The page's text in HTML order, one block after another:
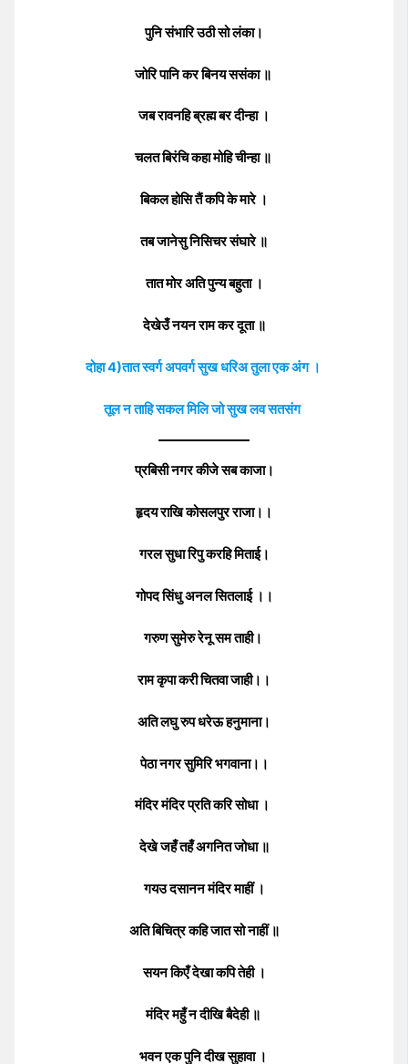
पुनि संभारि उठी सो लंका।
जोरि पानि कर बिनय ससंका ॥
जब रावनहि ब्रह्म बर दीन्हा ।
चलत बिरंचि कहा मोहि चीन्हा ॥
बिकल होसि तैं कपि के मारे ।
तब जानेसु निसिचर संघारे ॥
तात मोर अति पुन्य बहुता ।
देखेउँ नयन राम कर दूता ॥
दोहा 4)तात स्वर्ग अपवर्ग सुख धरिअ तुला एक अंग ।
तूल न ताहि सकल मिलि जो सुख लव सतसंग
प्रबिसी नगर कीजे सब काजा।
हृदय राखि कोसलपुर राजा।।
गरल सुधा रिपु करहि मिताई।
गोपद सिंधु अनल सितलाई ।।
गरुण सुमेरु रेनू सम ताही।
राम कृपा करी चितवा जाही।।
अति लघु रुप धरेऊ हनुमाना।
पेठा नगर सुमिरि भगवाना।।
मंदिर मंदिर प्रति करि सोधा ।
देखे जहँ तहँ अगनित जोधा ॥
गयउ दसानन मंदिर माहीं ।
अति बिचित्र कहि जात सो नाहीं ॥
सयन किएँ देखा कपि तेही ।
मंदिर महुँ न दीखि बैदेही ॥
भवन एक पुनि दीख सुहावा ।